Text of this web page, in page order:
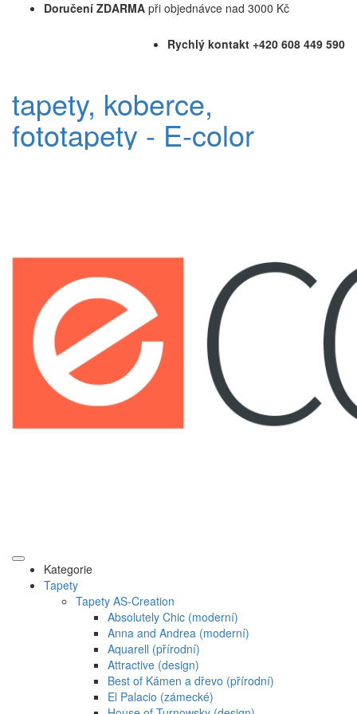
Doručení ZDARMA při objednávce nad 3000 Kč
Rychlý kontakt +420 608 449 590
tapety, koberce,
fototapety - E-color
Kategorie
Tapety
Tapety AS-Creation
Absolutely Chic (moderní)
Anna and Andrea (moderní)
Aquarell (přírodní)
Attractive (design)
Best of Kámen a dřevo (přírodní)
El Palacio (zámecké)